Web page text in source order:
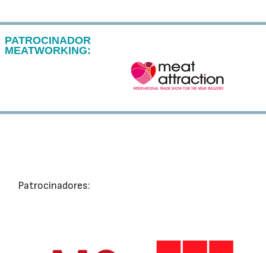
PATROCINADOR
MEATWORKING:
Patrocinadores: